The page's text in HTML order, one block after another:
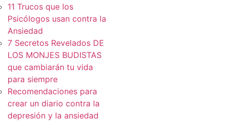
11 Trucos que los
Psicólogos usan contra la
Ansiedad
7 Secretos Revelados DE
LOS MONJES BUDISTAS
que cambiarán tu vida
para siempre
Recomendaciones para
crear un diario contra la
depresión y la ansiedad